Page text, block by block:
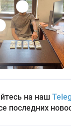
на наш
последних